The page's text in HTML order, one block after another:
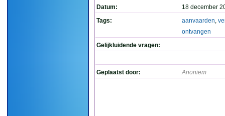
Datum:
18 december
Tags:
aanvaarden,
ontvangen
Gelijkluidende vragen:
Geplaatst door: Anoniem